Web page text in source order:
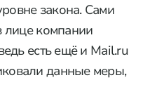
закона. Сами
лице компании
есть ещё и Mail.ru
данные меры,